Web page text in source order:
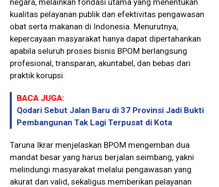
kualitas pelayanan publik dan efektivitas pengawasan
obat serta makanan di Indonesia. Menurutnya,
kepercayaan masyarakat hanya dapat dipertahankan
apabila seluruh proses bisnis BPOM berlangsung
profesional, transparan, akuntabel, dan bebas dari
praktik korupsi.
BACA JUGA:
Qodari Sebut Jalan Baru di 37 Provinsi Jadi Bukti
Pembangunan Tak Lagi Terpusat di Kota
Taruna Ikrar menjelaskan BPOM mengemban dua
mandat besar yang harus berjalan seimbang, yakni
melindungi masyarakat melalui pengawasan yang
akurat dan valid, sekaligus memberikan pelayanan